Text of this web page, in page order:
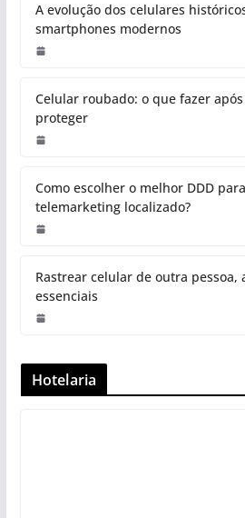
A evolução dos celulares
smartphones modernos
Celular roubado: o que fazer
proteger
Como escolher o melhor DDD
telemarketing localizado?
Rastrear celular de outra pessoa,
essenciais
Hotelaria